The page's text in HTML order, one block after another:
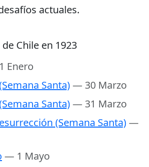
actuales.
Chile en 1923
Enero
Santa)— 30 Marzo
Santa)— 31 Marzo
(Semana Santa)—
— 1 Mayo